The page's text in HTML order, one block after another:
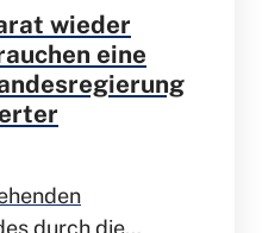
wieder
eine
durch die